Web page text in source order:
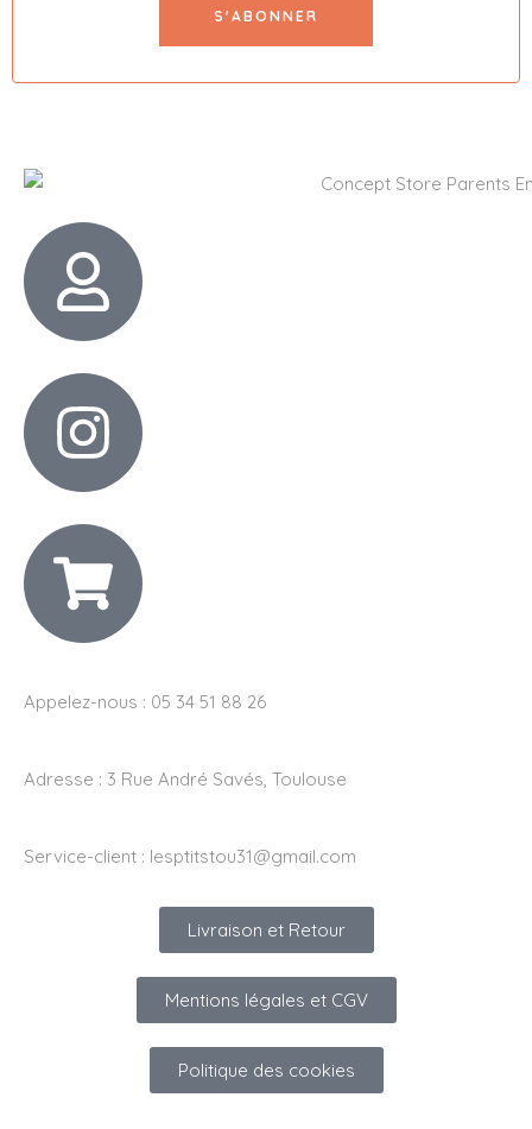
Appelez-nous : 05 34 51 88 26
Adresse : 3 Rue André Savés, Toulouse
Service-client : lesptitstou31@gmail.com
Livraison et Retour
Mentions légales et CGV
Politique des cookies